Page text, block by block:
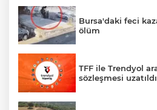
Bursa'daki feci
ölüm
TFF ile Trendyol
sözleşmesi uzatıldı